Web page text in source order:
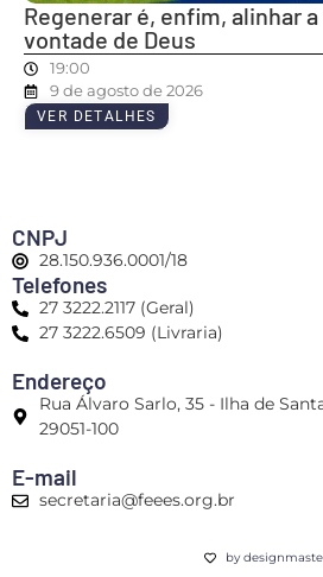
Regenerar é, enfim, alinhar
vontade de Deus
19:00
9 de agosto de 2026
VER DETALHES
CNPJ
28.150.936.0001/18
Telefones
27 3222.2117 (Geral)
27 3222.6509 (Livraria)
Endereço
Rua Álvaro Sarlo, 35 - Ilha de
29051-100
E-mail
secretaria@feees.org.br
by